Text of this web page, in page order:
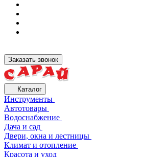
Заказать звонок
Каталог
Инструменты
Автотовары
Водоснабжение
Дача и сад
Двери, окна и лестницы
Климат и отопление
Красота и уход